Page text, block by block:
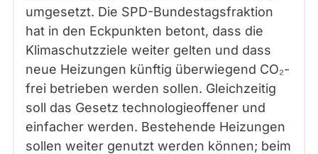
umgesetzt. Die SPD-Bundestagsfraktion
hat in den Eckpunkten betont, dass die
Klimaschutzziele weiter gelten und dass
neue Heizungen künftig überwiegend CO₂-
frei betrieben werden sollen. Gleichzeitig
soll das Gesetz technologieoffener und
einfacher werden. Bestehende Heizungen
sollen weiter genutzt werden können; beim